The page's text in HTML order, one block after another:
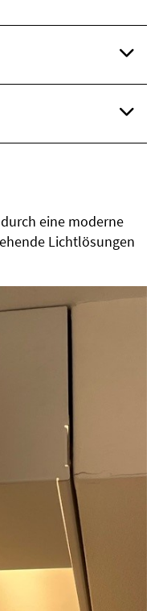
eine moderne
Lichtlösungen